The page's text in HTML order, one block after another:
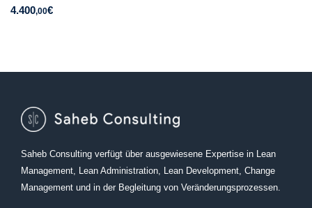
4.400,00€
Saheb Consulting verfügt über ausgewiesene Expertise in Lean
Management, Lean Administration, Lean Development, Change
Management und in der Begleitung von Veränderungsprozessen.